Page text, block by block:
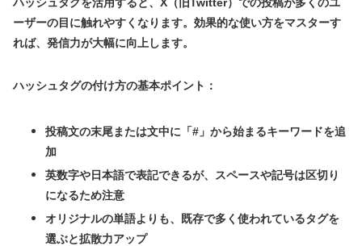
ーザーの目に触れやすくなります。効果的な使い方をマスターす
れば、発信力が大幅に向上します。
ハッシュタグの付け方の基本ポイント：
投稿文の末尾または文中に「#」から始まるキーワードを追
加
英数字や日本語で表記できるが、スペースや記号は区切り
になるため注意
オリジナルの単語よりも、既存で多く使われているタグを
選ぶと拡散力アップ